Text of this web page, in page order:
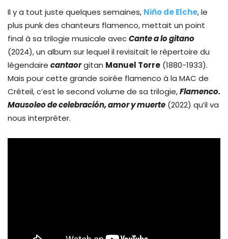
Il y a tout juste quelques semaines, Niño de Elche, le
plus punk des chanteurs flamenco, mettait un point
final à sa trilogie musicale avecCante a lo gitano
(2024), un album sur lequel il revisitait le répertoire du
légendaire cantaorgitan Manuel Torre (1880-1933).
Mais pour cette grande soirée flamenco à la MAC de
Créteil, c’est le second volume de sa trilogie,Flamenco.
Mausoleo de celebración, amor y muerte (2022) qu’il va
nous interpréter.